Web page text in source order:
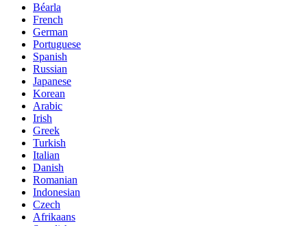
Béarla
French
German
Portuguese
Spanish
Russian
Japanese
Korean
Arabic
Irish
Greek
Turkish
Italian
Danish
Romanian
Indonesian
Czech
Afrikaans